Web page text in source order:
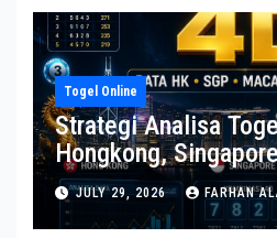
Togel Online
Strategi Analisa
Hongkong,
Terbaru
JULY 29, 2026 FARHAN